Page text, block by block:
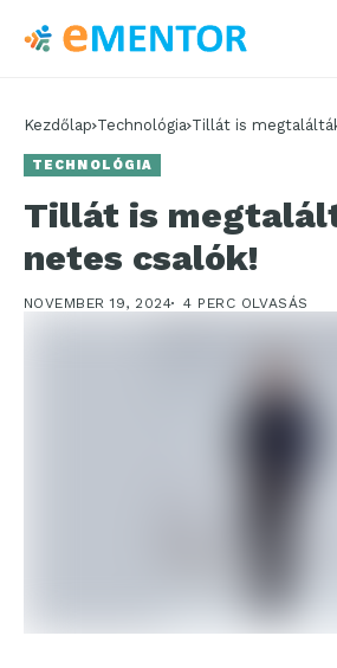
Kezdőlap Technológia Tillát is
TECHNOLÓGIA
Tillát is
netes csalók!
NOVEMBER 19, 2024 4 PERC OLVASÁS